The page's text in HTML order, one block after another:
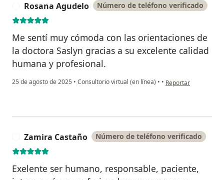
Rosana Agudelo Número de teléfono verificado
Me sentí muy cómoda con las orientaciones de
la doctora Saslyn gracias a su excelente calidad
humana y profesional.
25 de agosto de 2025 • Consultorio virtual (en línea) • • en opinión del
Reportar
Zamira Castaño Número de teléfono verificado
Exelente ser humano, responsable, paciente,